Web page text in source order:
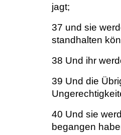
jagt;
37 und sie
standhalten
38 Und ihr
39 Und die
40 Und sie
begangen